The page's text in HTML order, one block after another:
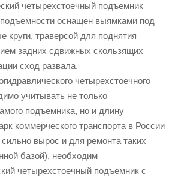
четырехстоечный подъемник
оснащен выямками под
круги, траверсой для поднятия
задних сдвижных скользящих
сход развала.
четырехстоечного
учитывать не только
подъемника, но и длину
коммерческого транспорта в России
вырос и для ремонта таких
базой), необходим
четырехстоечный подъемник с